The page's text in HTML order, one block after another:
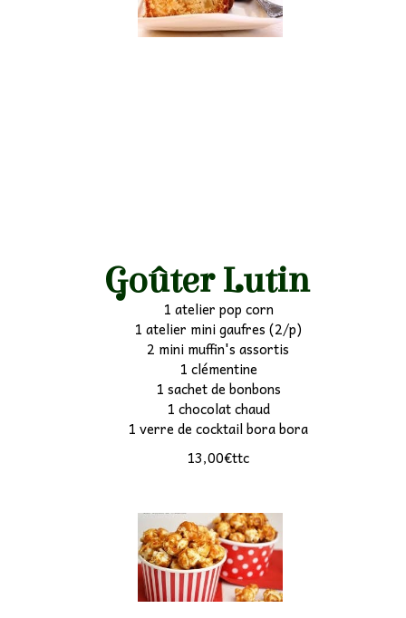
Goûter Lutin
1 atelier pop corn
1 atelier mini gaufres (2/p)
2 mini muffin's assortis
1 clémentine
1 sachet de bonbons
1 chocolat chaud
1 verre de cocktail bora bora
13,00€ttc